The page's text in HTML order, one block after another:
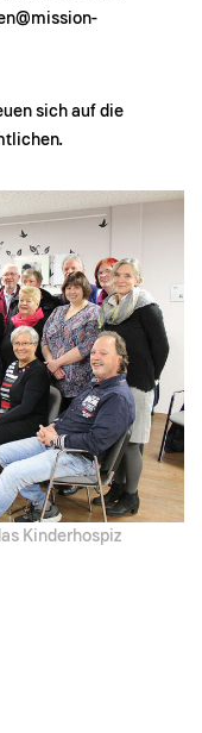
sich auf die
Kinderhospiz